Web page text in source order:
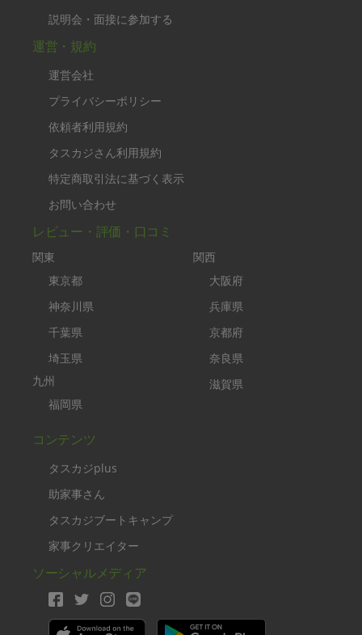
説明会・面接に参加する
運営・規約
運営会社
プライバシーポリシー
依頼者利用規約
タスカジさん利用規約
特定商取引法に基づく表示
お問い合わせ
レビュー・評価・口コミ
関東
東京都
神奈川県
千葉県
埼玉県
九州
福岡県
関西
大阪府
兵庫県
京都府
奈良県
滋賀県
コンテンツ
タスカジplus
助家事さん
タスカジブートキャンプ
家事クリエイター
ソーシャルメディア